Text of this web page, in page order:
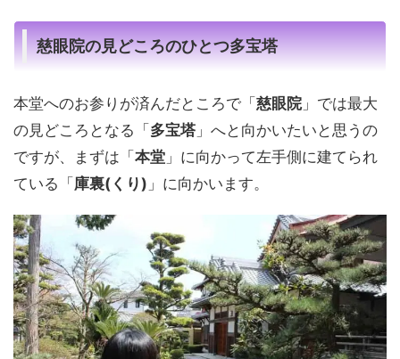
慈眼院の見どころのひとつ多宝塔
本堂へのお参りが済んだところで「 慈眼院」では最大
の見どころとなる「 多宝塔 」へと向かいたいと思うの
ですが、まずは「 本堂 」に向かって左手側に建てられ
ている「 庫裏(くり) 」に向かいます。